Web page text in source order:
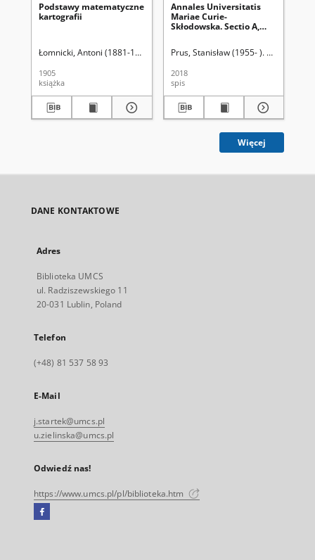
Podstawy matematyczne
kartografii
Łomnicki, Antoni (1881-1941)
1905
książka
Annales Universitatis
Mariae Curie-
Skłodowska. Sectio A,
Prus, Stanisław (1955- ). Red.
2018
spis
Więcej
DANE KONTAKTOWE
Adres
Biblioteka UMCS
ul. Radziszewskiego 11
20-031 Lublin, Poland
Telefon
(+48) 81 537 58 93
E-Mail
j.startek@umcs.pl
u.zielinska@umcs.pl
Odwiedź nas!
https://www.umcs.pl/pl/biblioteka.htm
Facebook